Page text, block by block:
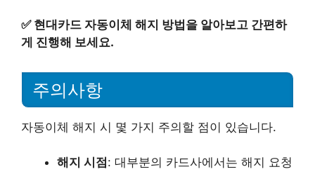
✅ 현대카드 자동이체 해지 방법을 알아보고 간편하
게 진행해 보세요.
주의사항
자동이체 해지 시 몇 가지 주의할 점이 있습니다.
해지 시점 : 대부분의 카드사에서는 해지 요청